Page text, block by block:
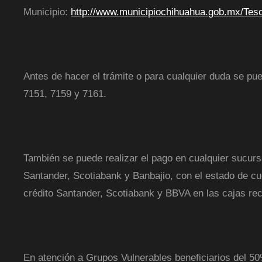
Municipio: http://www.municipiochihuahua.gob.mx/
Antes de hacer el trámite o para cualquier duda se
7151, 7159 y 7161.
También se puede realizar el pago en cualquier
Santander, Scotiabank y Banbajio, con el estado de
crédito Santander, Scotiabank y BBVA en las cajas
En atención a Grupos Vulnerables beneficiarios del